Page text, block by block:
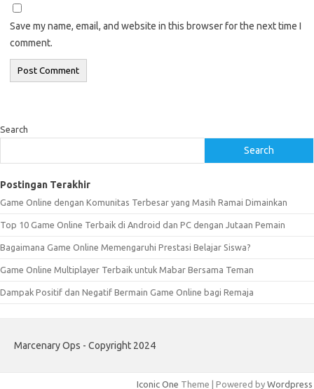
Save my name, email, and website in this browser for the next time I
comment.
Search
Search
Postingan Terakhir
Game Online dengan Komunitas Terbesar yang Masih Ramai Dimainkan
Top 10 Game Online Terbaik di Android dan PC dengan Jutaan Pemain
Bagaimana Game Online Memengaruhi Prestasi Belajar Siswa?
Game Online Multiplayer Terbaik untuk Mabar Bersama Teman
Dampak Positif dan Negatif Bermain Game Online bagi Remaja
Marcenary Ops - Copyright 2024
Iconic One Theme | Powered by Wordpress